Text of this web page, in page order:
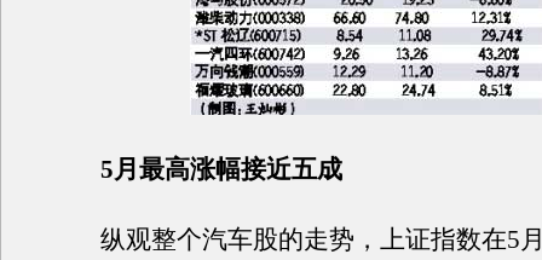
5月最高涨幅接近五成
纵观整个汽车股的走势，上证指数在5